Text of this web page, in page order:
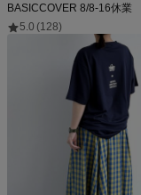
BASICCOVER 8/8-16休業
5.0 (128)